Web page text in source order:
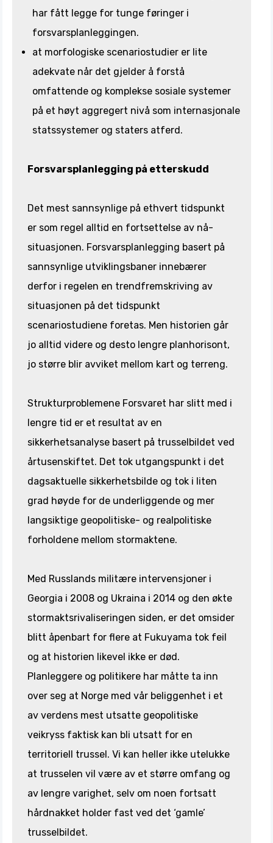
har fått legge for tunge føringer i
forsvarsplanleggingen.
at morfologiske scenariostudier er lite
adekvate når det gjelder å forstå
omfattende og komplekse sosiale systemer
på et høyt aggregert nivå som internasjonale
statssystemer og staters atferd.
Forsvarsplanlegging på etterskudd
Det mest sannsynlige på ethvert tidspunkt
er som regel alltid en fortsettelse av nå-
situasjonen. Forsvarsplanlegging basert på
sannsynlige utviklingsbaner innebærer
derfor i regelen en trendfremskriving av
situasjonen på det tidspunkt
scenariostudiene foretas. Men historien går
jo alltid videre og desto lengre planhorisont,
jo større blir avviket mellom kart og terreng.
Strukturproblemene Forsvaret har slitt med i
lengre tid er et resultat av en
sikkerhetsanalyse basert på trusselbildet ved
årtusenskiftet. Det tok utgangspunkt i det
dagsaktuelle sikkerhetsbilde og tok i liten
grad høyde for de underliggende og mer
langsiktige geopolitiske- og realpolitiske
forholdene mellom stormaktene.
Med Russlands militære intervensjoner i
Georgia i 2008 og Ukraina i 2014 og den økte
stormaktsrivaliseringen siden, er det omsider
blitt åpenbart for flere at Fukuyama tok feil
og at historien likevel ikke er død.
Planleggere og politikere har måtte ta inn
over seg at Norge med vår beliggenhet i et
av verdens mest utsatte geopolitiske
veikryss faktisk kan bli utsatt for en
territoriell trussel. Vi kan heller ikke utelukke
at trusselen vil være av et større omfang og
av lengre varighet, selv om noen fortsatt
hårdnakket holder fast ved det ‘gamle’
trusselbildet.